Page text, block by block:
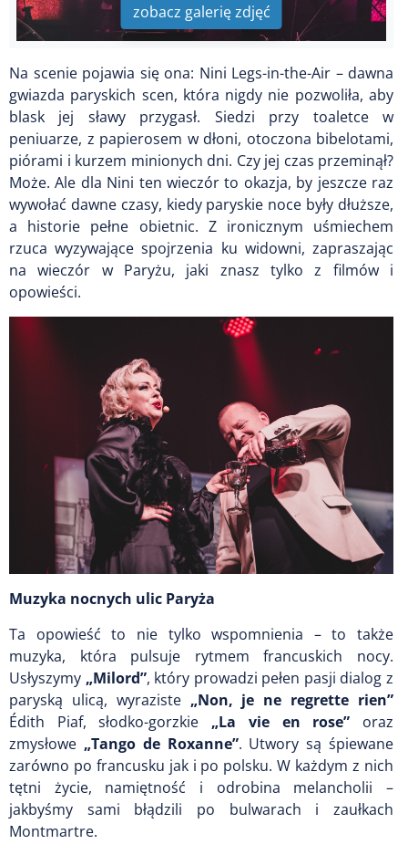
zobacz galerię zdjęć
Na scenie pojawia się ona: Nini Legs-in-the-Air – dawna
gwiazda paryskich scen, która nigdy nie pozwoliła, aby
blask jej sławy przygasł. Siedzi przy toaletce w
peniuarze, z papierosem w dłoni, otoczona bibelotami,
piórami i kurzem minionych dni. Czy jej czas przeminął?
Może. Ale dla Nini ten wieczór to okazja, by jeszcze raz
wywołać dawne czasy, kiedy paryskie noce były dłuższe,
a historie pełne obietnic. Z ironicznym uśmiechem
rzuca wyzywające spojrzenia ku widowni, zapraszając
na wieczór w Paryżu, jaki znasz tylko z filmów i
opowieści.
Muzyka nocnych ulic Paryża
Ta opowieść to nie tylko wspomnienia – to także
muzyka, która pulsuje rytmem francuskich nocy.
Usłyszymy „Milord”, który prowadzi pełen pasji dialog z
paryską ulicą, wyraziste „Non, je ne regrette rien”
Édith Piaf, słodko-gorzkie „La vie en rose” oraz
zmysłowe „Tango de Roxanne”. Utwory są śpiewane
zarówno po francusku jak i po polsku. W każdym z nich
tętni życie, namiętność i odrobina melancholii –
jakbyśmy sami błądzili po bulwarach i zaułkach
Montmartre.